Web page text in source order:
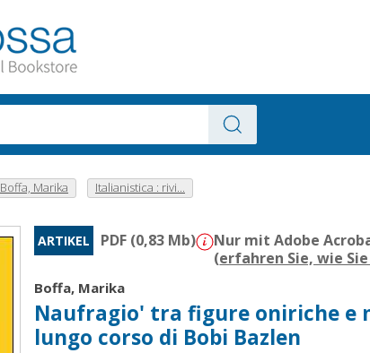
Boffa, Marika Italianistica : rivi...
ARTIKEL PDF (0,83 Mb)
Nur mit Adobe
(erfahren Sie, wie
Boffa, Marika
Naufragio' tra figure oniriche e
lungo corso di Bobi Bazlen